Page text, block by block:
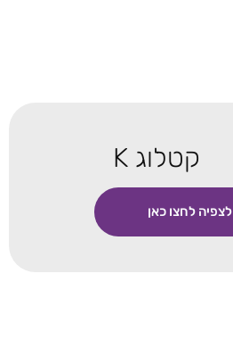
קטלוג K
לצפיה לחצו כאן